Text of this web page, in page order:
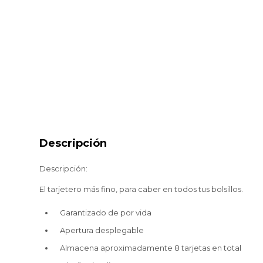
Descripción
Descripción:
El tarjetero más fino, para caber en todos tus bolsillos.
Garantizado de por vida
Apertura desplegable
Almacena aproximadamente 8 tarjetas en total